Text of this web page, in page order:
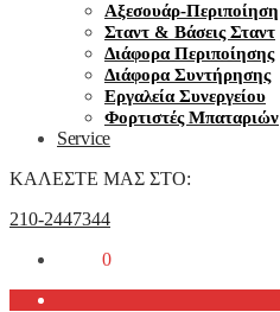
Αξεσουάρ-Περιποίηση
Σταντ & Βάσεις Σταντ
Διάφορα Περιποίησης
Διάφορα Συντήρησης
Εργαλεία Συνεργείου
Φορτιστές Μπαταριών
Service
ΚΑΛΕΣΤΕ ΜΑΣ ΣΤΟ:
210-2447344
0